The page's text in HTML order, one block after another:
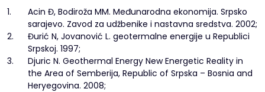
1.
Acin Đ, Bodiroža MM. Međunarodna ekonomija. Srpsko
sarajevo. Zavod za udžbenike i nastavna sredstva. 2002;
2.
Đurić N, Jovanović L. geotermalne energije u Republici
Srpskoj. 1997;
3.
Djuric N. Geothermal Energy New Energetic Reality in
the Area of Semberija, Republic of Srpska – Bosnia and
Heryegovina. 2008;